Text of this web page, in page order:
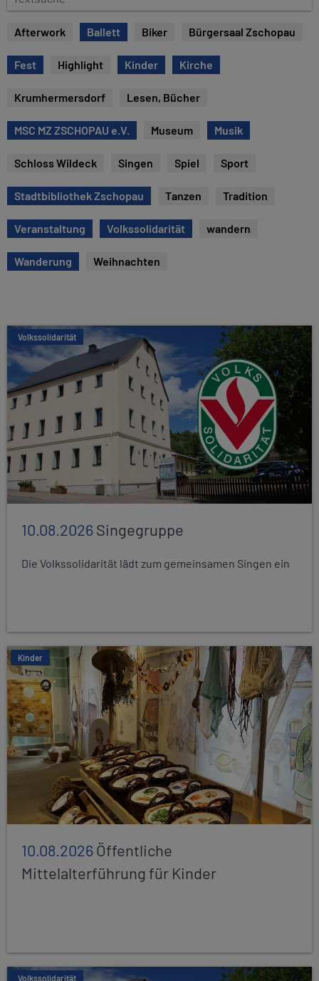
e
s
u
e
Afterwork Ballett Biker Bürgersaal Zschopau
Fest Highlight Kinder Kirche
Krumhermersdorf Lesen, Bücher
MSC MZ ZSCHOPAU e.V. Museum Musik
Schloss Wildeck Singen Spiel Sport
Stadtbibliothek Zschopau Tanzen Tradition
Veranstaltung Volkssolidarität wandern
Wanderung Weihnachten
Volkssolidarität
10.08.2026Singegruppe
Die Volkssolidarität lädt zum gemeinsamen Singen ein
Kinder
10.08.2026Öffentliche
Mittelalterführung für Kinder
Volkssolidarität